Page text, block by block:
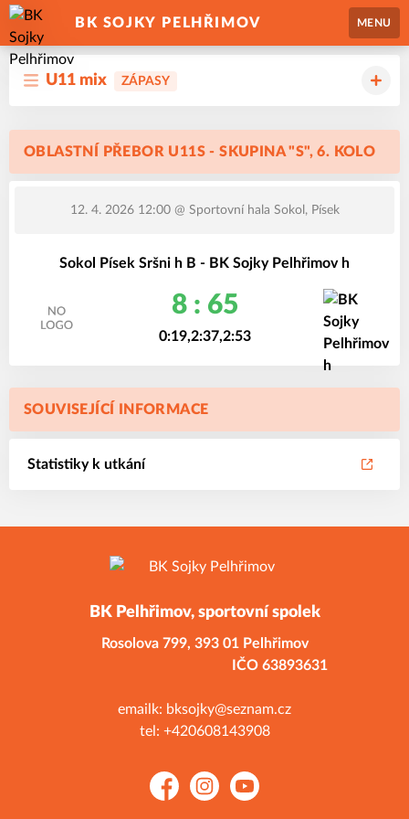
BK SOJKY PELHŘIMOV MENU
U11 mix ZÁPASY
OBLASTNÍ PŘEBOR U11S - SKUPINA "S", 6. KOLO
12. 4. 2026 12:00@ Sportovní hala Sokol, Písek
Sokol Písek Sršni h B - BK Sojky Pelhřimov h
8 : 65
0:19,2:37,2:53
SOUVISEJÍCÍ INFORMACE
Statistiky k utkání
BK Pelhřimov, sportovní spolek
Rosolova 799, 393 01 Pelhřimov
IČO 63893631
emailk: bksojky@seznam.cz
tel: +420608143908
FacebookInstagramYouTube